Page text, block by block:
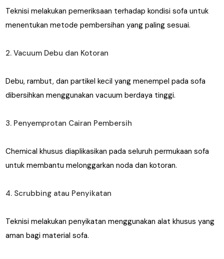
Teknisi melakukan pemeriksaan terhadap kondisi sofa untuk
menentukan metode pembersihan yang paling sesuai.
2. Vacuum Debu dan Kotoran
Debu, rambut, dan partikel kecil yang menempel pada sofa
dibersihkan menggunakan vacuum berdaya tinggi.
3. Penyemprotan Cairan Pembersih
Chemical khusus diaplikasikan pada seluruh permukaan sofa
untuk membantu melonggarkan noda dan kotoran.
4. Scrubbing atau Penyikatan
Teknisi melakukan penyikatan menggunakan alat khusus yang
aman bagi material sofa.